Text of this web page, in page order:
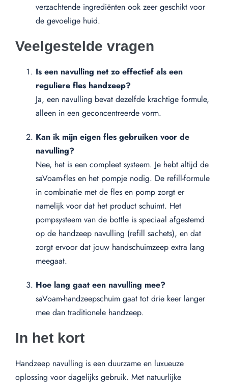
verzachtende ingrediënten ook zeer geschikt voor
de gevoelige huid.
Veelgestelde vragen
Is een navulling net zo effectief als een
reguliere fles handzeep?
Ja, een navulling bevat dezelfde krachtige formule,
alleen in een geconcentreerde vorm.
Kan ik mijn eigen fles gebruiken voor de
navulling?
Nee, het is een compleet systeem. Je hebt altijd de
saVoam-fles en het pompje nodig. De refill-formule
in combinatie met de fles en pomp zorgt er
namelijk voor dat het product schuimt. Het
pompsysteem van de bottle is speciaal afgestemd
op de handzeep navulling (refill sachets), en dat
zorgt ervoor dat jouw handschuimzeep extra lang
meegaat.
Hoe lang gaat een navulling mee?
saVoam-handzeepschuim gaat tot drie keer langer
mee dan traditionele handzeep.
In het kort
Handzeep navulling is een duurzame en luxueuze
oplossing voor dagelijks gebruik. Met natuurlijke